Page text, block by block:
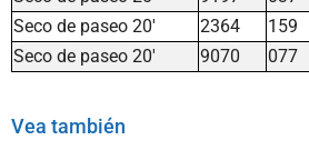
Seco de paseo 20'
2364
159
Seco de paseo 20'
9070 077
Vea también